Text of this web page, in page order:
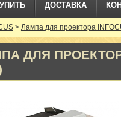
ДОСТАВКА
> Лампа для проектора
ДЛЯ ПРОЕКТОРА